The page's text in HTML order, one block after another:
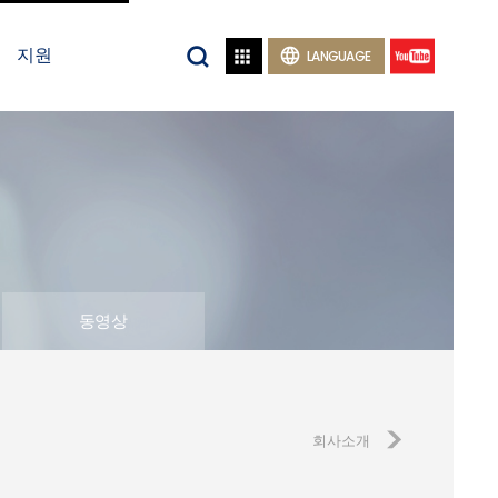
  LANGUAGE
지원
동영상
회사소개